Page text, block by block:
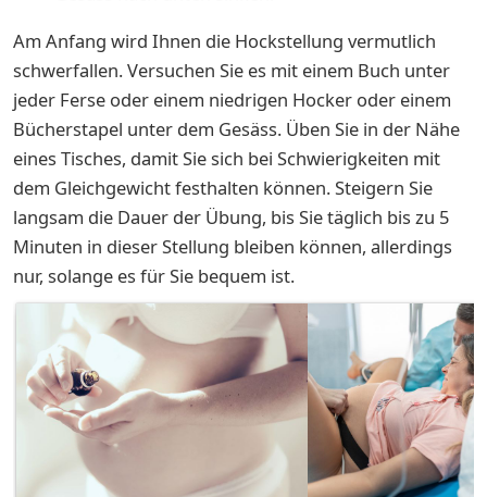
Am Anfang wird Ihnen die Hockstellung vermutlich
schwerfallen. Versuchen Sie es mit einem Buch unter
jeder Ferse oder einem niedrigen Hocker oder einem
Bücherstapel unter dem Gesäss. Üben Sie in der Nähe
eines Tisches, damit Sie sich bei Schwierigkeiten mit
dem Gleichgewicht festhalten können. Steigern Sie
langsam die Dauer der Übung, bis Sie täglich bis zu 5
Minuten in dieser Stellung bleiben können, allerdings
nur, solange es für Sie bequem ist.